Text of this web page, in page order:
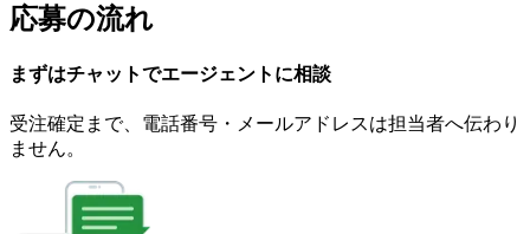
応募の流れ
まずはチャットでエージェント に相談
受注確定まで、 電話番号・メールアドレスは担当者へ伝わり
ません。